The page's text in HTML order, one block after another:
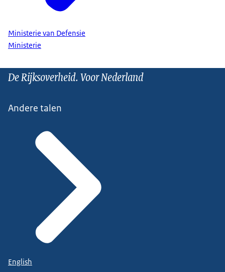
Ministerie van Defensie
Ministerie
De Rijksoverheid. Voor Nederland
Andere talen
English